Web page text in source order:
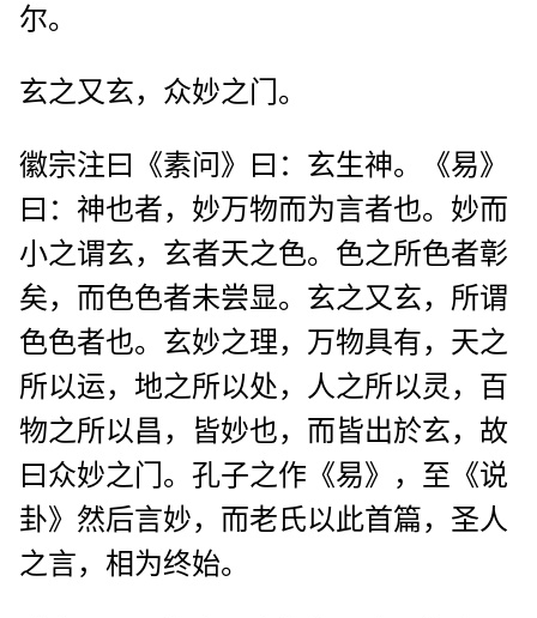
尔。
玄之又玄，众妙之门。
徽宗注曰《素问》曰：玄生神。《易》
曰：神也者，妙万物而为言者也。妙而
小之谓玄，玄者天之色。色之所色者彰
矣，而色色者未尝显。玄之又玄，所谓
色色者也。玄妙之理，万物具有，天之
所以运，地之所以处，人之所以灵，百
物之所以昌，皆妙也，而皆出於玄，故
曰众妙之门。孔子之作《易》，至《说
卦》然后言妙，而老氏以此首篇，圣人
之言，相为终始。